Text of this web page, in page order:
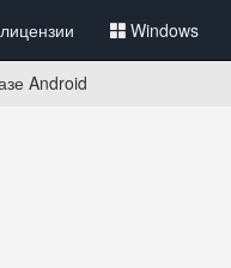
Windows
Android